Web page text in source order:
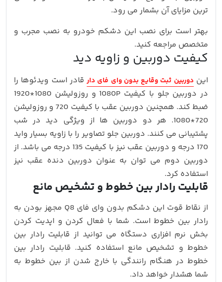
ترین مزایای آن بشمار می رود.
بهتر است برای نصب این دشکم خودرو به نصب مجرب و
متخصص مراجعه کنید.
کیفیت دوربین و زاویه دید
این دوربین ثبت وقایع بدون وای فای دارقادر است ویدئوها را
در دوربین جلو با کیفیت 1080P و روزولیشن 1080*1920
ضبط کند. همچنین دوربین عقب با کیفیت 720 و روزولیشن
720*1080. هر دو دوربین ها از ویژگی دید در شب
پشتیبانی می کنند. دوربین جلو تصاویر را با زاویه بسیار واید
170 درجه و دوربین عقب نیز با کیفیت 135 درجه می باشد. از
دوربین دوم می توان به عنوان دوربین دنده عقب نیز
استفاده کرد.
قابلیت رادار بین خطوط و تشخیص مانع
از نقاط قوت این دشکم بدون وای فای Q8 مجهز بودن به
رادار بین خطوط است. شما با فعال کردن و اپدیت کردن
بخش نرم افزاری دستگاه می توانید از قابلیت رادار بین
خطوط و تشخیص مانع استفاده کنید. قابلیت رادار بین
خطوط در هنگام رانندگی با خارج شدن از بین خطوط به
شما هشدار خواهد داد.